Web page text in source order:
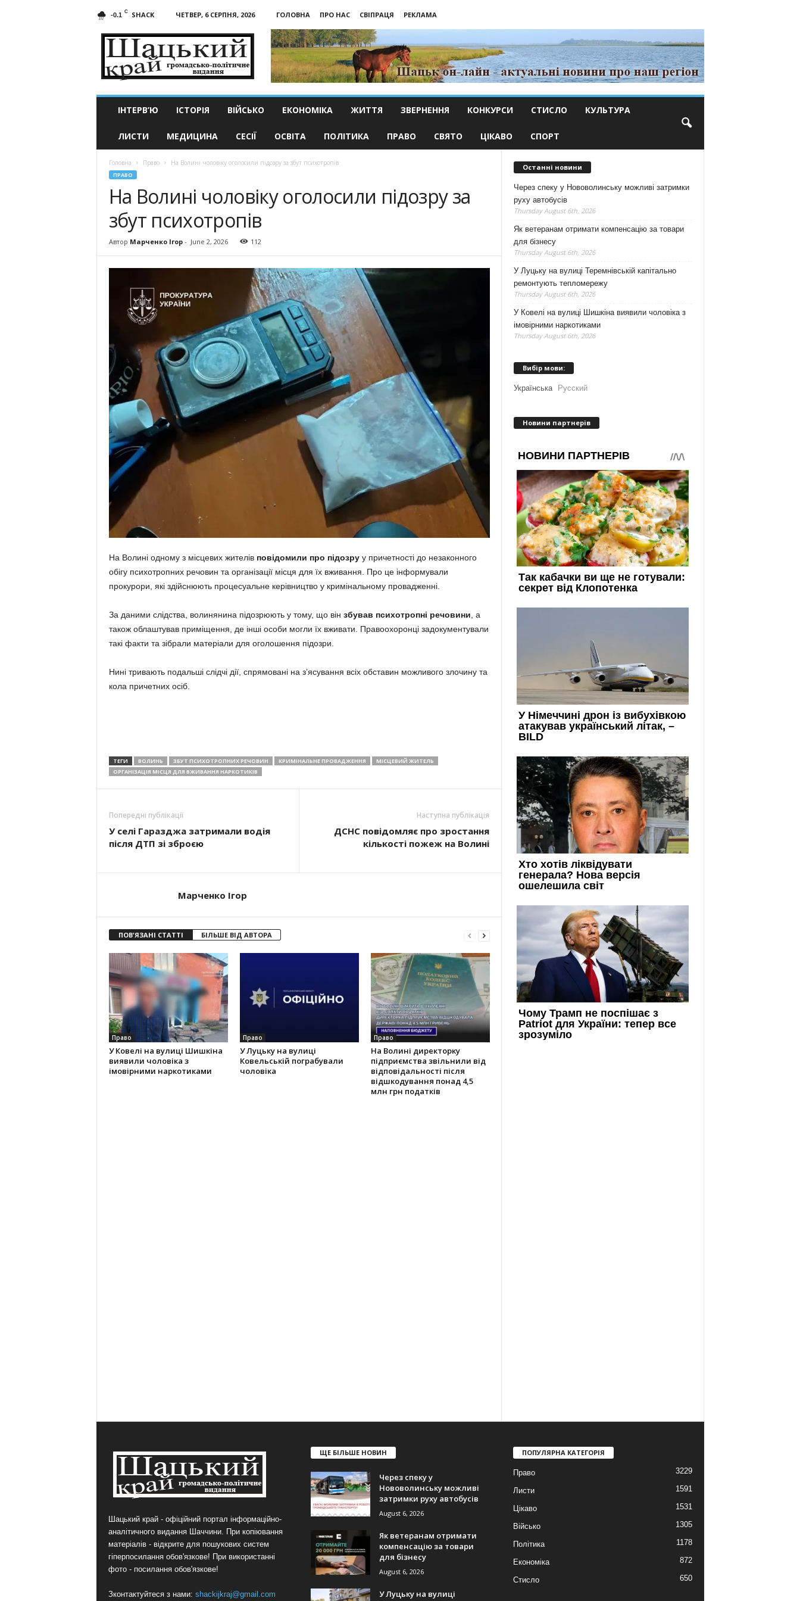
-0.1 C SHACK ЧЕТВЕР, 6 СЕРПНЯ, 2026 ГОЛОВНА ПРО НАС СВІПРАЦЯ
РЕКЛАМА
край
ІНТЕРВ’Ю ІСТОРІЯ ВІЙСЬКО ЕКОНОМІКА ЖИТТЯ ЗВЕРНЕННЯ КОНКУРСИ СТИСЛО КУЛЬТУРА
ЛИСТИ МЕДИЦИНА СЕСІЇ ОСВІТА ПОЛІТИКА ПРАВО СВЯТО ЦІКАВО СПОРТ
Головна Право На Волині чоловіку оголосили підозру за збут психотропів
ПРАВО
На Волині чоловіку оголосили підозру за
збут психотропів
Автор Марченко Ігор- June 2, 2026 112
На Волині одному з місцевих жителів повідомили про підозруу причетності до незаконного
обігу психотропних речовин та організації місця для їх вживання. Про це інформували
прокурори, які здійснюють процесуальне керівництво у кримінальному провадженні.
За даними слідства, волинянина підозрюють у тому, що він збував психотропні речовини , а
також облаштував приміщення, де інші особи могли їх вживати. Правоохоронці задокументували
такі факти та зібрали матеріали для оголошення підозри.
Нині тривають подальші слідчі дії, спрямовані на з’ясування всіх обставин можливого злочину та
кола причетних осіб.
ТЕГИ ВОЛИНЬ ЗБУТ ПСИХОТРОПНИХ РЕЧОВИН КРИМІНАЛЬНЕ ПРОВАДЖЕННЯ
МІСЦЕВИЙ ЖИТЕЛЬ
ОРГАНІЗАЦІЯ МІСЦЯ ДЛЯ ВЖИВАННЯ НАРКОТИКІВ
Попередні публікації
У селі Гаразджа затримали водія
після ДТП зі зброєю
Наступна публікація
ДСНС повідомляє про зростання
кількості пожеж на Волині
Марченко Ігор
ПОВ'ЯЗАНІ СТАТТІ БІЛЬШЕ ВІД АВТОРА
Право
У Ковелі на вулиці Шишкіна
виявили чоловіка з
імовірними наркотиками
Право
У Луцьку на вулиці
Ковельській пограбували
чоловіка
Право
На Волині директорку
підприємства звільнили від
відповідальності після
відшкодування понад 4,5
млн грн податків
Останні новини
Через спеку у Нововолинську можливі затримки
руху автобусів
Thursday August 6th, 2026
Як ветеранам отримати компенсацію за товари
для бізнесу
Thursday August 6th, 2026
У Луцьку на вулиці Теремнівській капітально
ремонтують тепломережу
Thursday August 6th, 2026
У Ковелі на вулиці Шишкіна виявили чоловіка з
імовірними наркотиками
Thursday August 6th, 2026
Вибір мови:
Українська Русский
Новини партнерів
Шацький край - офіційний портал інформаційно-
аналітичного видання Шаччини. При копіювання
матеріалів - відкрите для пошукових систем
гіперпосилання обов'язкове! При використанні
фото - посилання обов'язкове!
Зконтактуйтеся з нами: shackijkraj@gmail.com
ЩЕ БІЛЬШЕ НОВИН
Через спеку у
Нововолинську можливі
затримки руху автобусів
August 6, 2026
Як ветеранам отримати
компенсацію за товари
для бізнесу
August 6, 2026
У Луцьку на вулиці
ПОПУЛЯРНА КАТЕГОРІЯ
Право 3229
Листи 1591
Цікаво 1531
Військо 1305
Політика 1178
Економіка 872
Стисло 650